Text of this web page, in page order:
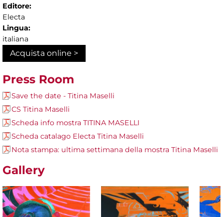
Editore:
Electa
Lingua:
italiana
Acquista online >
Press Room
Save the date - Titina Maselli
CS Titina Maselli
Scheda info mostra TITINA MASELLI
Scheda catalago Electa Titina Maselli
Nota stampa: ultima settimana della mostra Titina Maselli
Gallery